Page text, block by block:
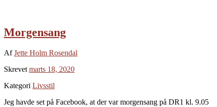
Morgensang
AfJette Holm Rosendal
Skrevet marts 18, 2020
Kategori Livsstil
Jeg havde set på Facebook, at der var morgensang på DR1 kl. 9.05